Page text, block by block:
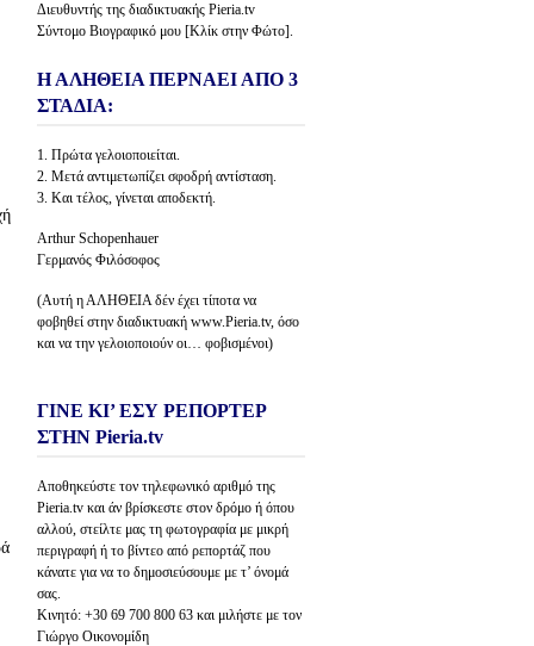
Διευθυντής της διαδικτυακής Pieria.tv
Σύντομο Βιογραφικό μου [Κλίκ στην Φώτο].
Η ΑΛΗΘΕΙΑ ΠΕΡΝΑΕΙ ΑΠΟ 3
ΣΤΑΔΙΑ:
1. Πρώτα γελοιοποιείται.
2. Μετά αντιμετωπίζει σφοδρή αντίσταση.
3. Και τέλος, γίνεται αποδεκτή.
Arthur Schopenhauer
Γερμανός Φιλόσοφος
(Αυτή η ΑΛΗΘΕΙΑ δέν έχει τίποτα να
φοβηθεί στην διαδικτυακή www.Pieria.tv, όσο
και να την γελοιοποιούν οι… φοβισμένοι)
ΓΙΝΕ ΚΙ’ ΕΣΥ ΡΕΠΟΡΤΕΡ
ΣΤΗΝ Pieria.tv
Αποθηκεύστε τον τηλεφωνικό αριθμό της
Pieria.tv και άν βρίσκεστε στον δρόμο ή όπου
αλλού, στείλτε μας τη φωτογραφία με μικρή
περιγραφή ή το βίντεο από ρεπορτάζ που
κάνατε για να το δημοσιεύσουμε με τ’ όνομά
σας.
Κινητό: +30 69 700 800 63 και μιλήστε με τον
Γιώργο Οικονομίδη